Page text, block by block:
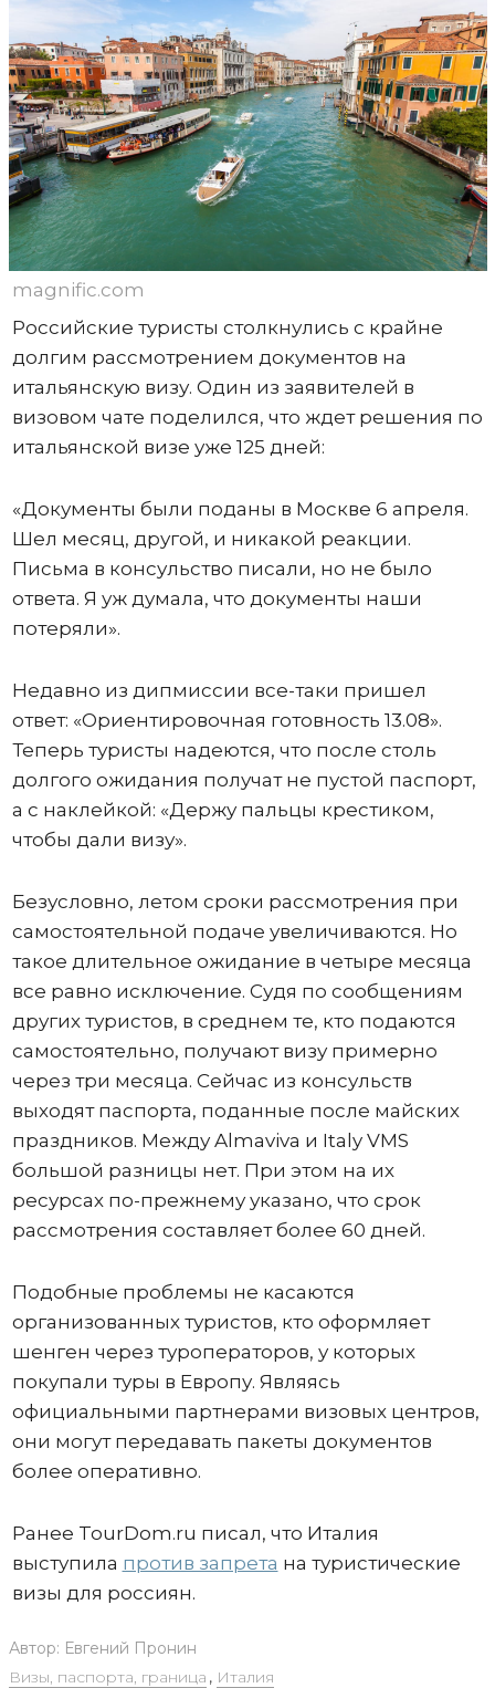
magnific.com
Российские туристы столкнулись с крайне
долгим рассмотрением документов на
итальянскую визу. Один из заявителей в
визовом чате поделился, что ждет решения по
итальянской визе уже 125 дней:
«Документы были поданы в Москве 6 апреля.
Шел месяц, другой, и никакой реакции.
Письма в консульство писали, но не было
ответа. Я уж думала, что документы наши
потеряли».
Недавно из дипмиссии все-таки пришел
ответ: «Ориентировочная готовность 13.08».
Теперь туристы надеются, что после столь
долгого ожидания получат не пустой паспорт,
а с наклейкой: «Держу пальцы крестиком,
чтобы дали визу».
Безусловно, летом сроки рассмотрения при
самостоятельной подаче увеличиваются. Но
такое длительное ожидание в четыре месяца
все равно исключение. Судя по сообщениям
других туристов, в среднем те, кто подаются
самостоятельно, получают визу примерно
через три месяца. Сейчас из консульств
выходят паспорта, поданные после майских
праздников. Между Almaviva и Italy VMS
большой разницы нет. При этом на их
ресурсах по-прежнему указано, что срок
рассмотрения составляет более 60 дней.
Подобные проблемы не касаются
организованных туристов, кто оформляет
шенген через туроператоров, у которых
покупали туры в Европу. Являясь
официальными партнерами визовых центров,
они могут передавать пакеты документов
более оперативно.
Ранее TourDom.ru писал, что Италия
выступила против запрета на туристические
визы для россиян.
Автор: Евгений Пронин
Визы, паспорта, граница , Италия